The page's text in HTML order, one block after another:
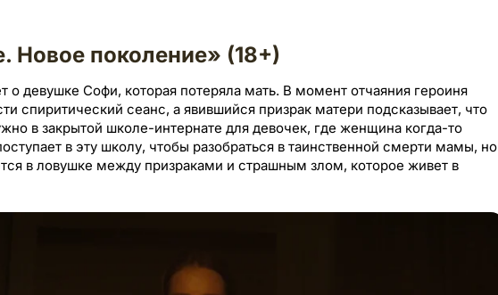
Новое поколение» (18+)
о девушке Софи, которая потеряла мать. В момент отчаяния героиня
спиритический сеанс, а явившийся призрак матери подсказывает, что
в закрытой школе-интернате для девочек, где женщина когда-то
в эту школу, чтобы разобраться в таинственной смерти мамы, но
в ловушке между призраками и страшным злом, которое живет в